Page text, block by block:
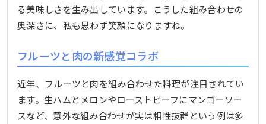
る美味しさを生み出しています。こうした組み合わせの
奥深さに、私も思わず笑顔になりますね。
フルーツと肉の新感覚コラボ
近年、フルーツと肉を組み合わせた料理が注目されてい
ます。生ハムとメロンやローストビーフにマンゴーソー
スなど、意外な組み合わせが実は相性抜群という例は多